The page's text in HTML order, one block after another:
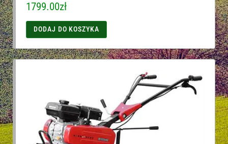
1799.00zł
DODAJ DO KOSZYKA